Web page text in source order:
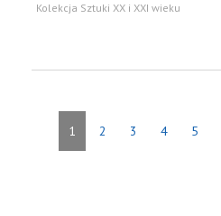
Kolekcja Sztuki XX i XXI wieku
1 2 3 4 5